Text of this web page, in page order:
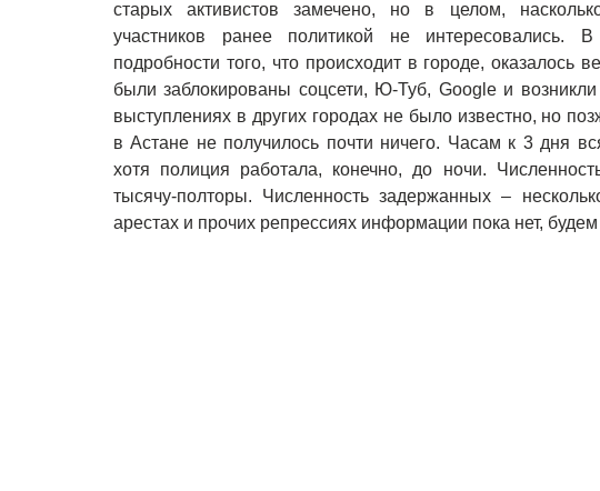
старых активистов замечено, но в целом,
участников ранее политикой не интересовались.
подробности того, что происходит в городе, оказалось
были заблокированы соцсети, Ю-Туб, Google и
выступлениях в других городах не было известно, но
в Астане не получилось почти ничего. Часам к 3 дня
хотя полиция работала, конечно, до ночи.
тысячу-полторы. Численность задержанных –
арестах и прочих репрессиях информации пока нет,